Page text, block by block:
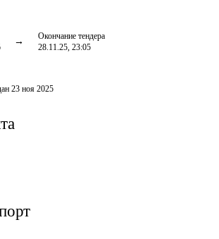
Окончание тендера
28.11.25, 23:05
23 ноя 2025